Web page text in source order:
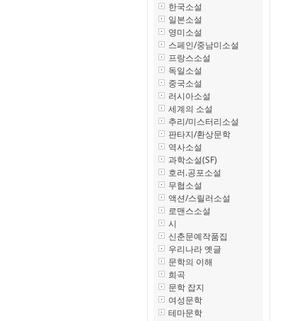
한국소설
일본소설
영미소설
스페인/중남미소설
프랑스소설
독일소설
중국소설
러시아소설
세계의 소설
추리/미스터리소설
판타지/환상문학
역사소설
과학소설(SF)
호러.공포소설
무협소설
액션/스릴러소설
로맨스소설
시
신춘문예작품집
우리나라 옛글
문학의 이해
희곡
문학 잡지
여성문학
테마문학